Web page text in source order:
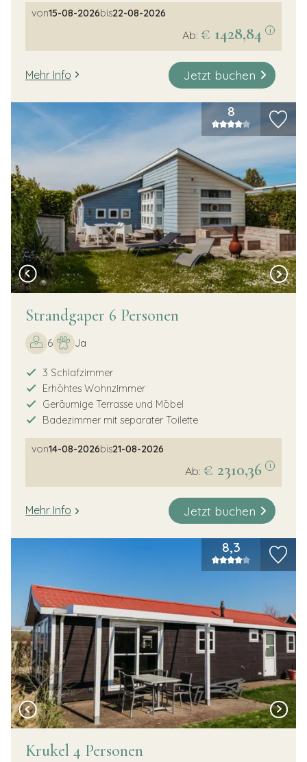
von15-08-2026bis22-08-2026
Ab: € 1428,84 i
Mehr Info Jetzt buchen
8
Strandgaper 6 Personen
6 Ja
3 Schlafzimmer
Erhöhtes Wohnzimmer
Geräumige Terrasse und Möbel
Badezimmer mit separater Toilette
von14-08-2026bis21-08-2026
Ab: € 2310,36 i
Mehr Info Jetzt buchen
8,3
Krukel 4 Personen